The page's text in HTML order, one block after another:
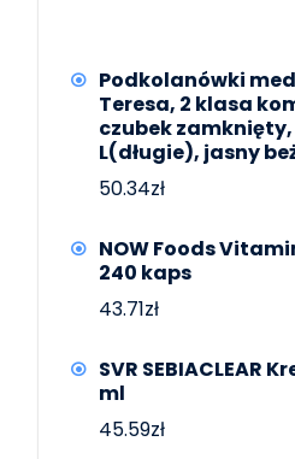
Podkolanówki
Teresa, 2 klasa
czubek
L(długie), jasny
50.34zł
NOW Foods
240 kaps
43.71zł
SVR SEBIACLEAR
ml
45.59zł